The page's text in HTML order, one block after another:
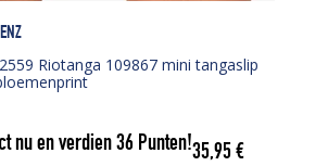
Riotanga 109867 mini tangaslip
nu en verdien36 Punten!35,95€